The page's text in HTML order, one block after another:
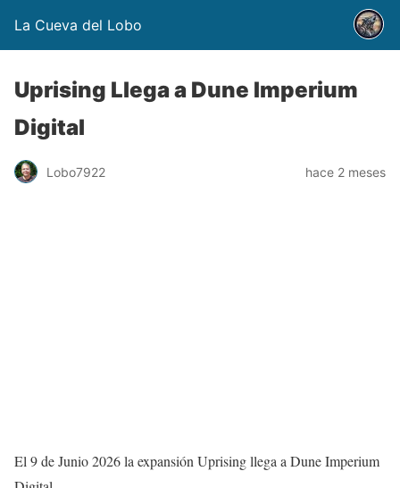
La Cueva del Lobo
Uprising Llega a Dune Imperium
Digital
Lobo7922 hace 2 meses
El 9 de Junio 2026 la expansión Uprising llega a Dune Imperium